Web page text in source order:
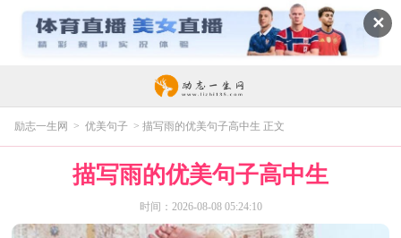
✕
励志一生网 > 优美句子 > 描写雨的优美句子高中生 正文
描写雨的优美句子高中生
时间：2026-08-08 05:24:10